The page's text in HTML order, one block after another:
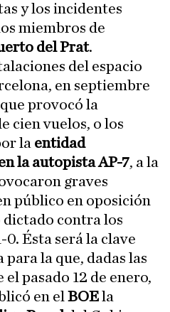
y los incidentes
miembros de
del Prat.
del espacio
en septiembre
provocó la
cien vuelos, o los
la entidad
la autopista AP-7, a la
graves
público en oposición
contra los
Ésta será la clave
para la que, dadas las
pasado 12 de enero,
en el BOEla